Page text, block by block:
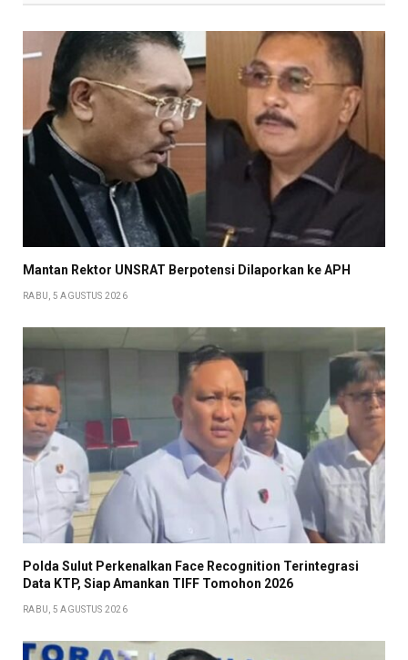
Mantan Rektor UNSRAT Berpotensi Dilaporkan ke APH
RABU, 5 AGUSTUS 2026
Polda Sulut Perkenalkan Face Recognition Terintegrasi
Data KTP, Siap Amankan TIFF Tomohon 2026
RABU, 5 AGUSTUS 2026